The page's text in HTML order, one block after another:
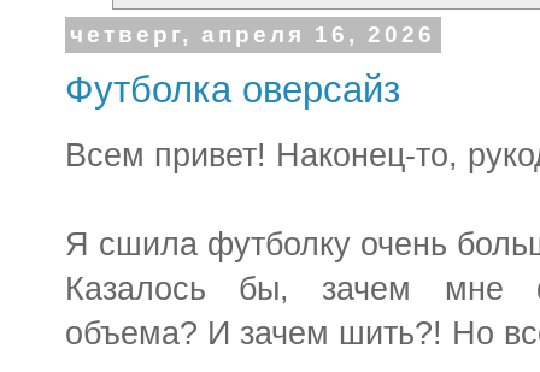
четверг, апреля 16, 2026
Футболка оверсайз
Всем привет! Наконец-то,
Я сшила футболку очень
Казалось бы, зачем мне
объема? И зачем шить?! Но